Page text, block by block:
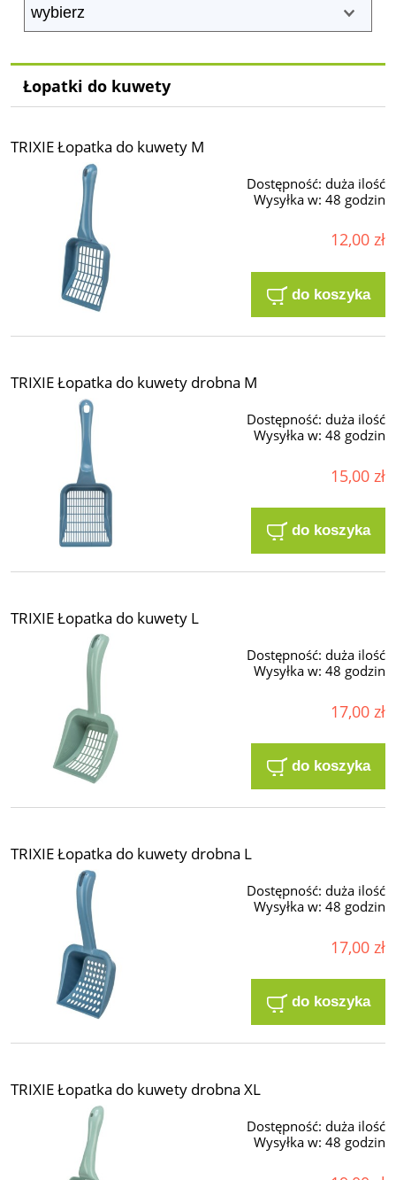
Łopatki do kuwety
TRIXIE Łopatka do kuwety M
Dostępność: duża ilość
Wysyłka w: 48 godzin
12,00 zł
do koszyka
TRIXIE Łopatka do kuwety drobna M
Dostępność: duża ilość
Wysyłka w: 48 godzin
15,00 zł
do koszyka
TRIXIE Łopatka do kuwety L
Dostępność: duża ilość
Wysyłka w: 48 godzin
17,00 zł
do koszyka
TRIXIE Łopatka do kuwety drobna L
Dostępność: duża ilość
Wysyłka w: 48 godzin
17,00 zł
do koszyka
TRIXIE Łopatka do kuwety drobna XL
Dostępność: duża ilość
Wysyłka w: 48 godzin